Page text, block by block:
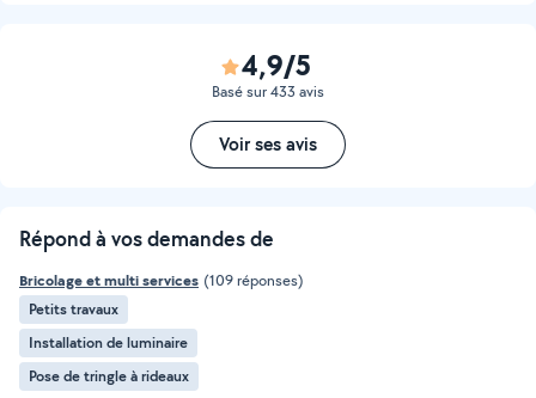
4,9/5
Basé sur 433 avis
Voir ses avis
Répond à vos demandes de
Bricolage et multi services (109 réponses)
Petits travaux
Installation de luminaire
Pose de tringle à rideaux